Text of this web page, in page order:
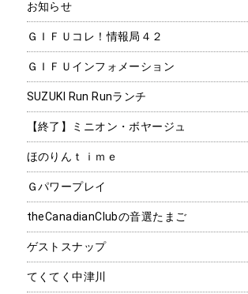
お知らせ
ＧＩＦＵコレ！情報局４２
ＧＩＦＵインフォメーション
SUZUKI Run Runランチ
【終了】ミニオン・ボヤージュ
ほのりんｔｉｍｅ
Ｇパワープレイ
theCanadianClubの音選たまご
ゲストスナップ
てくてく中津川